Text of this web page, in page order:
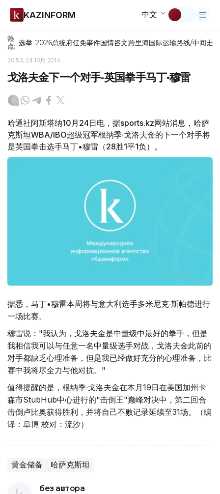
KAZINFORM 中文
热
点: 选举-2026总统府任免事件国情咨文跨里海国际运输路线/中间走廊
20:53, 24 10月 2014
戈洛夫金下一个对手-英国拳手马丁•穆雷
哈通社阿斯塔纳10月24日电，据sports.kz网站消息，哈萨
克斯坦WBA/IBO超级冠军根纳季∙戈洛夫金的下一个对手将
是英国拳击选手马丁•穆雷（28胜1平1负）。
据悉，马丁•穆雷本周将与意大利选手多米尼克∙斯帕德进行
一场比赛。
穆雷说："我认为，戈洛夫金是中量级中最好的拳手，但是
我相信我可以与任意一名中量级选手对战，戈洛夫金此前的
对手都缺乏心理准备，但是我已经做好充分的心理准备，比
赛中我将尽全力与他对抗。"
值得提醒的是，根纳季∙戈洛夫金在本月19日在美国加州卡
森市StubHub中心进行的"击倒王"巅峰对决中，第二回合
击倒卢比奥获得胜利，并将自己不败记录延续至31场。（编
译：阜博 校对：流沙）
黄金储备 哈萨克斯坦
без автора